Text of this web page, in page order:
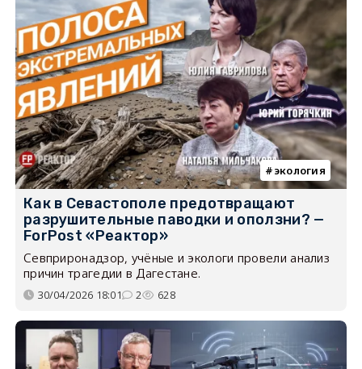
экология
Как в Севастополе предотвращают
разрушительные паводки и оползни? —
ForPost «Реактор»
Севприронадзор, учёные и экологи провели анализ
причин трагедии в Дагестане.
30/04/2026 18:01 2 628